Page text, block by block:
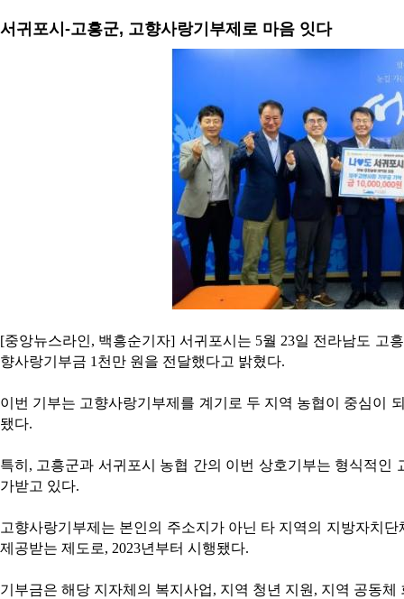
서귀포시-고흥군, 고향사랑기부제로 마음 잇다
[중앙뉴스라인, 백흥순기자] 서귀포시는 5월 23일 전라남도 고
향사랑기부금 1천만 원을 전달했다고 밝혔다.
이번 기부는 고향사랑기부제를 계기로 두 지역 농협이 중심이
됐다.
특히, 고흥군과 서귀포시 농협 간의 이번 상호기부는 형식적
가받고 있다.
고향사랑기부제는 본인의 주소지가 아닌 타 지역의 지방자치
제공받는 제도로, 2023년부터 시행됐다.
기부금은 해당 지자체의 복지사업, 지역 청년 지원, 지역 공동